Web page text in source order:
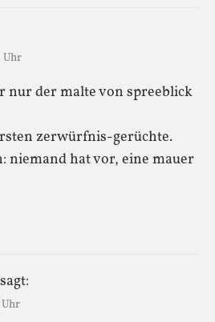
Uhr
nur der malte von spreeblick
zerwürfnis-gerüchte.
niemand hat vor, eine mauer
sagt:
Uhr